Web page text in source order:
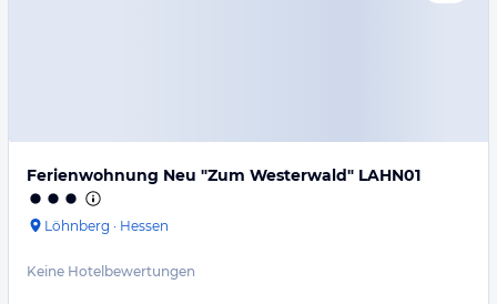
Ferienwohnung Neu "Zum Westerwald" LAHN01
Löhnberg · Hessen
Keine Hotelbewertungen